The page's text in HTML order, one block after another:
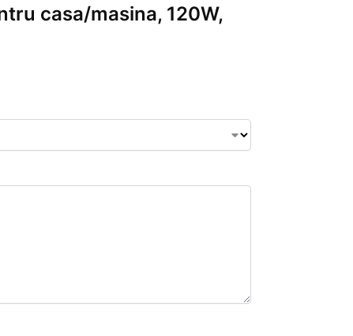
casa/masina, 120W,